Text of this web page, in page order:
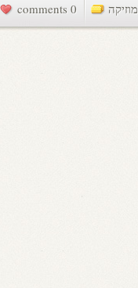
0 comments מוזיקה